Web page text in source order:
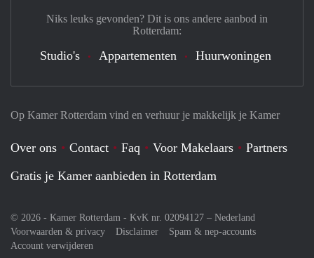
Op Kamer Rotterdam vind en verhuur je makkelijk je Kamer
Over ons Contact Faq Voor Makelaars
Partners
Gratis je Kamer aanbieden in Rotterdam
© 2026 - Kamer Rotterdam - KvK nr. 02094127 – Nederland
Voorwaarden & privacy
Disclaimer
Spam & nep-accounts
Account verwijderen
Niks leuks gevonden? Dit is ons andere aanbod in
Rotterdam:
Studio's Appartementen Huurwoningen